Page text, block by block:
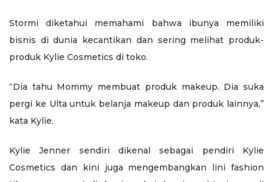
Stormi diketahui memahami bahwa ibunya memiliki
bisnis di dunia kecantikan dan sering melihat produk-
produk Kylie Cosmetics di toko.
“Dia tahu Mommy membuat produk makeup. Dia suka
pergi ke Ulta untuk belanja makeup dan produk lainnya,”
kata Kylie.
Kylie Jenner sendiri dikenal sebagai pendiri Kylie
Cosmetics dan kini juga mengembangkan lini fashion